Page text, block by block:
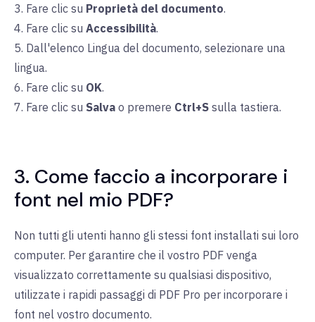
3. Fare clic su Proprietà del documento.
4. Fare clic su Accessibilità.
5. Dall'elenco Lingua del documento, selezionare una
lingua.
6. Fare clic su OK.
7. Fare clic su Salva o premere Ctrl+S sulla tastiera.
3. Come faccio a incorporare i
font nel mio PDF?
Non tutti gli utenti hanno gli stessi font installati sui loro
computer. Per garantire che il vostro PDF venga
visualizzato correttamente su qualsiasi dispositivo,
utilizzate i rapidi passaggi di PDF Pro per incorporare i
font nel vostro documento.